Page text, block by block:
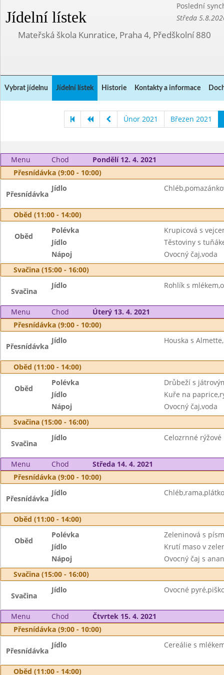
Jídelní lístek
Poslední
Středa
Mateřská škola Kunratice, Praha 4, Předškolní 880
Vybrat jídelnu Jídelní lístek Historie Kontakty a informace
Únor 2021 Březen 2021
Menu Chod
Pondělí 12. 4. 2021
Přesnídávka (9:00 - 10:00)
Přesnídávka
Jídlo
Oběd (11:00 - 14:00)
Oběd
Polévka
Krupicová s
Jídlo
Těstoviny s
Nápoj
Ovocný čaj,voda
Svačina (15:00 - 16:00)
Svačina
Jídlo Rohlík s
Menu Chod
Úterý 13. 4. 2021
Přesnídávka (9:00 - 10:00)
Přesnídávka
Jídlo Houska s
Oběd (11:00 - 14:00)
Oběd
Polévka
Drůbeží s
Jídlo
Kuře na
Nápoj
Ovocný čaj,voda
Svačina (15:00 - 16:00)
Svačina
Jídlo Celozrnné rýžové
Menu Chod
Středa 14. 4. 2021
Přesnídávka (9:00 - 10:00)
Přesnídávka
Jídlo
Oběd (11:00 - 14:00)
Oběd
Polévka
Zeleninová s
Jídlo
Krutí maso v
Nápoj
Ovocný čaj s
Svačina (15:00 - 16:00)
Svačina
Jídlo Ovocné
Menu Chod
Čtvrtek 15. 4. 2021
Přesnídávka (9:00 - 10:00)
Přesnídávka
Jídlo Cereálie s
Oběd (11:00 - 14:00)